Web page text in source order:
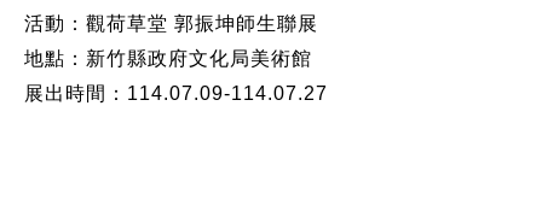
活動：觀荷草堂 郭振坤師生聯展
地點：新竹縣政府文化局美術館
展出時間：114.07.09-114.07.27